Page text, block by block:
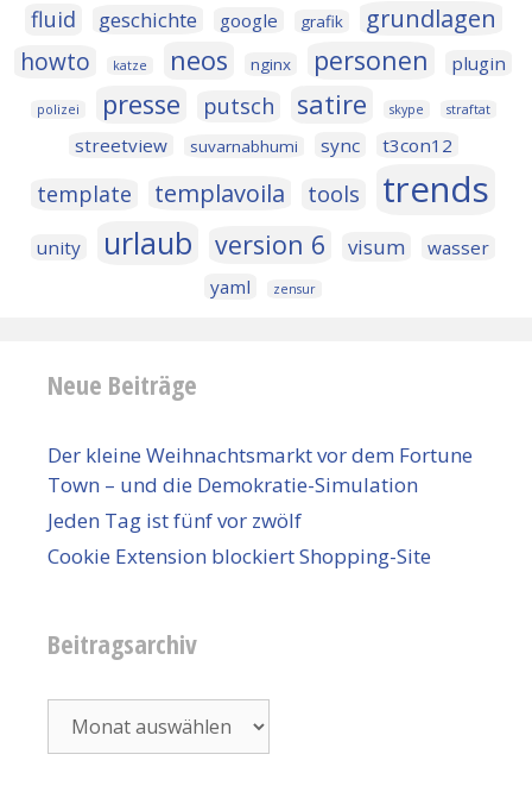
fluid
geschichte google grafik grundlagen
howto katze neos nginx personen plugin
polizei presse putsch satire skype straftat
streetview suvarnabhumi sync t3con12
template templavoila tools trends
unity urlaub version 6 visum
wasser
yaml
zensur
Neue Beiträge
Der kleine Weihnachtsmarkt vor dem Fortune
Town – und die Demokratie-Simulation
Jeden Tag ist fünf vor zwölf
Cookie Extension blockiert Shopping-Site
Beitragsarchiv
Beitragsarchiv